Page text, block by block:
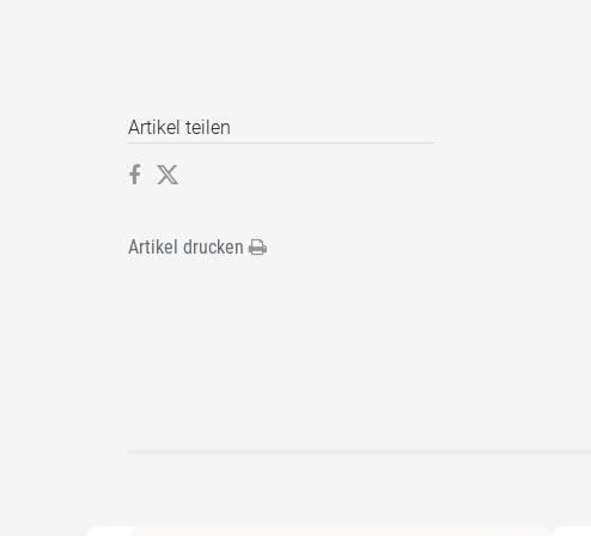
Artikel teilen
Artikel drucken